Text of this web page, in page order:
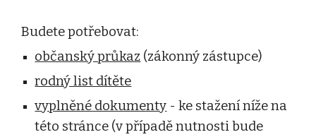
Budete potřebovat:
občanský průkaz (zákonný zástupce)
rodný list dítěte
vyplněné dokumenty - ke stažení níže na
této stránce (v případě nutnosti bude